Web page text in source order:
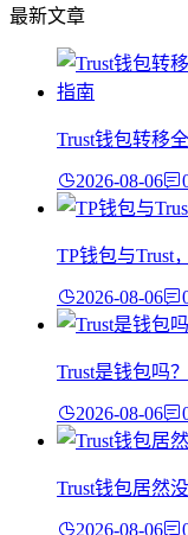
最新文章
Trust钱包转移
2026-08-06
TP钱包与Trust
2026-08-06
Trust是钱包吗
2026-08-06
Trust钱包居然
2026-08-06